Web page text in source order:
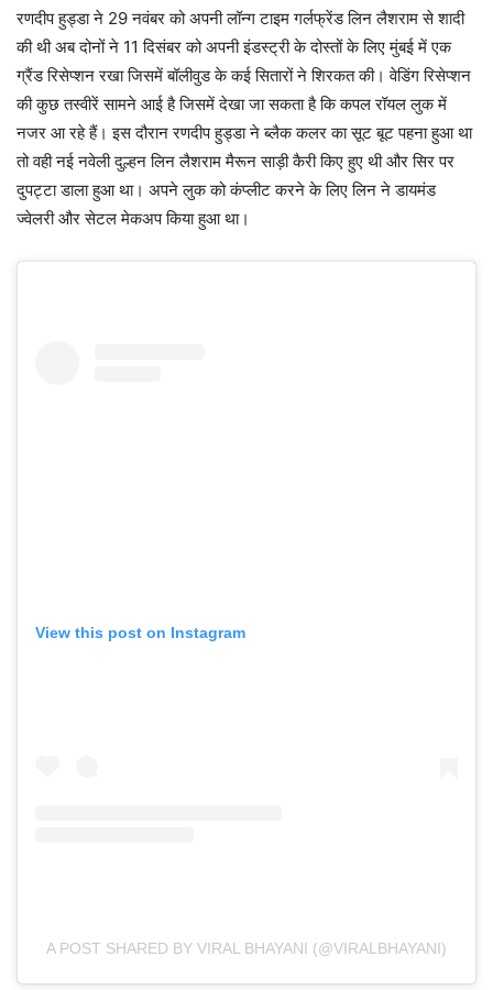
रणदीप हुड्डा ने 29 नवंबर को अपनी लॉन्ग टाइम गर्लफ्रेंड लिन लैशराम से शादी
की थी अब दोनों ने 11 दिसंबर को अपनी इंडस्ट्री के दोस्तों के लिए मुंबई में एक
ग्रैंड रिसेप्शन रखा जिसमें बॉलीवुड के कई सितारों ने शिरकत की। वेडिंग रिसेप्शन
की कुछ तस्वीरें सामने आई है जिसमें देखा जा सकता है कि कपल रॉयल लुक में
नजर आ रहे हैं। इस दौरान रणदीप हुड्डा ने ब्लैक कलर का सूट बूट पहना हुआ था
तो वही नई नवेली दुल्हन लिन लैशराम मैरून साड़ी कैरी किए हुए थी और सिर पर
दुपट्टा डाला हुआ था। अपने लुक को कंप्लीट करने के लिए लिन ने डायमंड
ज्वेलरी और सेटल मेकअप किया हुआ था।
View this post on Instagram
A POST SHARED BY VIRAL BHAYANI (@VIRALBHAYANI)